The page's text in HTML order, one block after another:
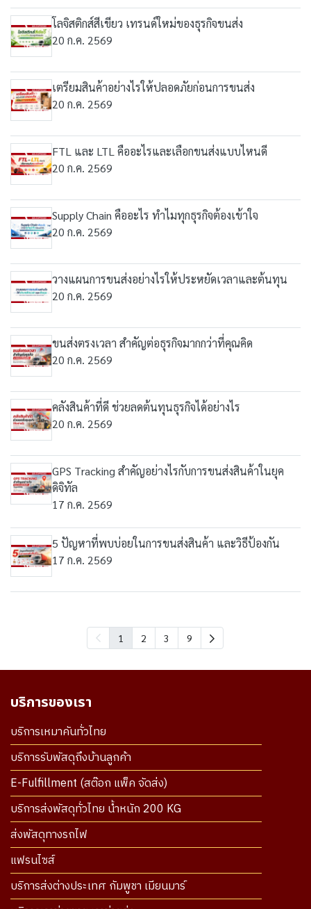
โลจิสติกส์สีเขียว เทรนด์ใหม่ของธุรกิจขนส่ง
20 ก.ค. 2569
เตรียมสินค้าอย่างไรให้ปลอดภัยก่อนการขนส่ง
20 ก.ค. 2569
FTL และ LTL คืออะไรและเลือกขนส่งแบบไหนดี
20 ก.ค. 2569
Supply Chain คืออะไร ทำไมทุกธุรกิจต้องเข้าใจ
20 ก.ค. 2569
วางแผนการขนส่งอย่างไรให้ประหยัดเวลาและต้นทุน
20 ก.ค. 2569
ขนส่งตรงเวลา สำคัญต่อธุรกิจมากกว่าที่คุณคิด
20 ก.ค. 2569
คลังสินค้าที่ดี ช่วยลดต้นทุนธุรกิจได้อย่างไร
20 ก.ค. 2569
GPS Tracking สำคัญอย่างไรกับการขนส่งสินค้าในยุค
ดิจิทัล
17 ก.ค. 2569
5 ปัญหาที่พบบ่อยในการขนส่งสินค้า และวิธีป้องกัน
17 ก.ค. 2569
1 2 3 9
บริการของเรา
บริการเหมาคันทั่วไทย
บริการรับพัสดุถึงบ้านลูกค้า
E-Fulfillment (สต๊อก แพ็ค จัดส่ง)
บริการส่งพัสดุทั่วไทย น้ำหนัก 200 KG
ส่งพัสดุทางรถไฟ
แฟรนไซส์
บริการส่งต่างประเทศ กัมพูชา เมียนมาร์